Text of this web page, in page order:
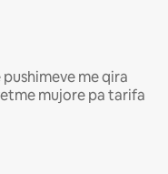
me qira
mujore pa tarifa